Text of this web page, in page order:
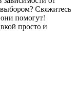
Свяжитесь
помогут!
просто и